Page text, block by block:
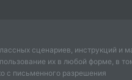
сценариев, инструкций и
их в любой форме, в
с письменного разрешения